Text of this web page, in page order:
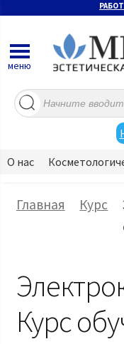
Поиск
товаров
меню
О нас
Главная Курс
Курс